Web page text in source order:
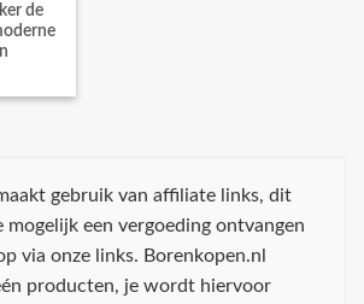
de
gebruik van affiliate links, dit
mogelijk een vergoeding ontvangen
via onze links. Borenkopen.nl
producten, je wordt hiervoor